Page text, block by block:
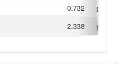
0.732
g
2.338 g